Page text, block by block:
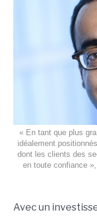
« En tant que plus
idéalement
dont les clients des
en toute confiance
Avec un